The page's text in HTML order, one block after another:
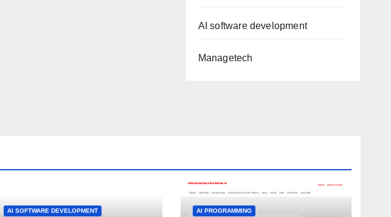
AI software development
Managetech
AI SOFTWARE DEVELOPMENT AI PROGRAMMING